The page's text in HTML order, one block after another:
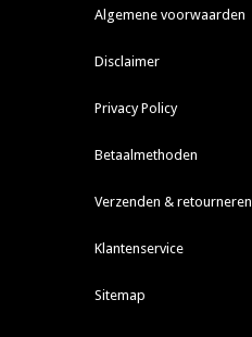
Algemene voorwaarden
Disclaimer
Privacy Policy
Betaalmethoden
Verzenden & retourneren
Klantenservice
Sitemap